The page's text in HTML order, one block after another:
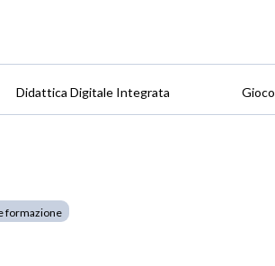
Didattica Digitale Integrata Gioco
formazione